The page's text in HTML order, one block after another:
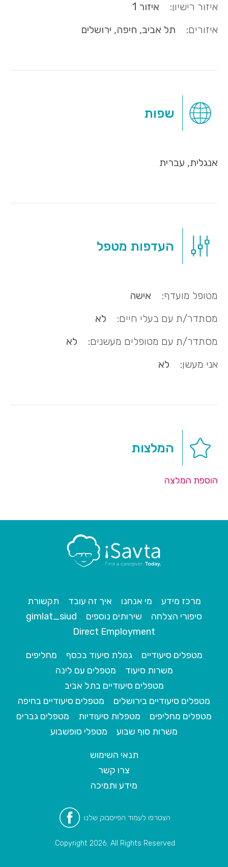
איזור רישיון:
איזור 1
איזורים:
תל אביב, חיפה, ירושלים
שפות
אנגלית, עברית
העדפות מטפל
מטופל מועדף:
אישה
מסתדר/ת עם בעלי חיים:
לא
מסתדר/ת עם מטופלים מעשנים:
לא
אני מעשן:
לא
המלצות
הוספת המלצה
מרכז מידע מי אנחנו איך זה עובד
תקשורת
סיפורי הצלחה
שירותים נוספים
gimlat_siud
Direct Employment
מטפלים סיעודיים גמלת סיעוד בכסף
מחליפים
משרות סיעוד
מטפלים עם לינה
מטפלים סיעודיים בתל אביב
מטפלים סיעודיים בירושלים
מטפלים סיעודיים בחיפה
מטפלים מחליפים
מטפלות סיעודיות
מטפלים גברים
משרות סוף שבוע
מטפלי סופשבוע
תנאי השימוש
צרו קשר
מידע ותמיכה
הצטרפו לעמוד הפייסבוק שלנו
Copyright 2026. All Rights Reserved.